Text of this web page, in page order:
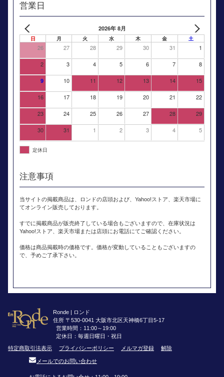
営業日
2026年 8月
日 月 火 水 木 金 土
26 27 28 29 30 31 1
2 3 4 5 6 7 8
9 10 11 12 13 14 15
16 17 18 19 20 21 22
23 24 25 26 27 28 29
30 31 1 2 3 4 5
定休日
注意事項
当サイトの掲載商品は、ロンドの店頭および、Yahoo!ストア、楽天市場に
てオンライン販売しております。
すでに掲載商品が販売終了している場合もございますので、在庫状況は
Yahoo!ストア、楽天市場または店頭にお電話にてご確認ください。
価格は商品掲載時の価格です。価格が変動していることもございますの
で、予めご了承下さい。
Ronde | ロンド
住所 〒530-0041 大阪市北区天神橋6丁目5-17
営業時間：11:00～19:00
定休日：毎週日曜日・祝日
特定商取引法表示
プライバシーポリシー メルマガ登録 解除
メールでのお問い合わせ